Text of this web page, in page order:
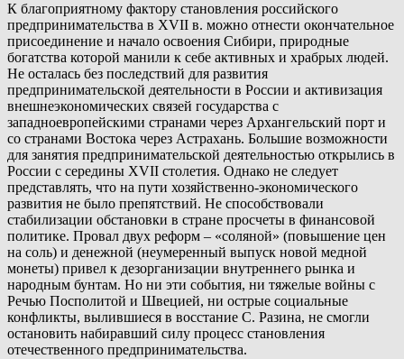
К благоприятному фактору становления российского
предпринимательства в XVII в. можно отнести окончательное
присоединение и начало освоения Сибири, природные
богатства которой манили к себе активных и храбрых людей.
Не осталась без последствий для развития
предпринимательской деятельности в России и активизация
внешнеэкономических связей государства с
западноевропейскими странами через Архангельский порт и
со странами Востока через Астрахань. Большие возможности
для занятия предпринимательской деятельностью открылись в
России с середины XVII столетия. Однако не следует
представлять, что на пути хозяйственно-экономического
развития не было препятствий. Не способствовали
стабилизации обстановки в стране просчеты в финансовой
политике. Провал двух реформ – «соляной» (повышение цен
на соль) и денежной (неумеренный выпуск новой медной
монеты) привел к дезорганизации внутреннего рынка и
народным бунтам. Но ни эти события, ни тяжелые войны с
Речью Посполитой и Швецией, ни острые социальные
конфликты, вылившиеся в восстание С. Разина, не смогли
остановить набиравший силу процесс становления
отечественного предпринимательства.